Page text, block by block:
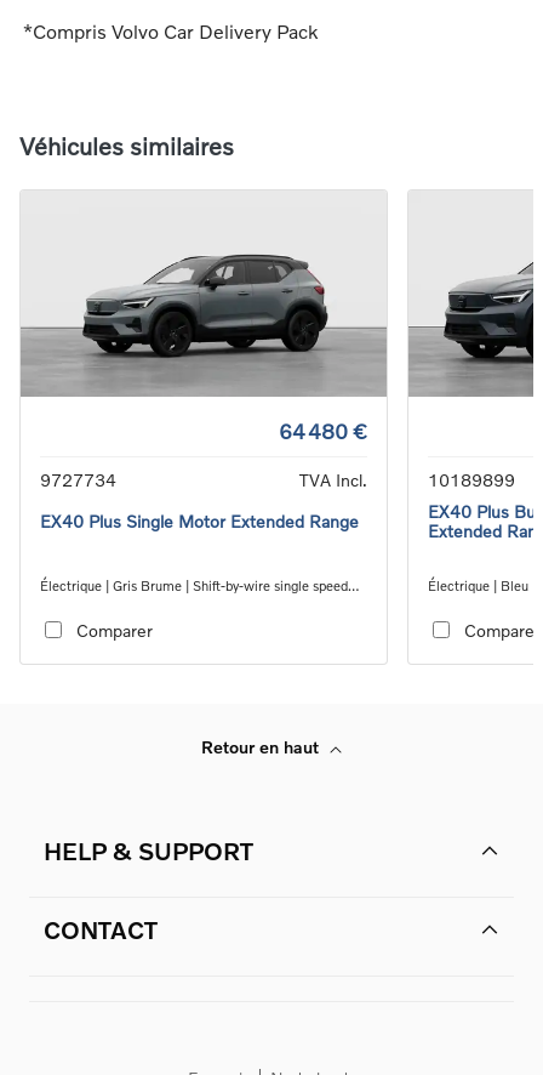
*Compris Volvo Car Delivery Pack
Véhicules similaires
64 480 €
9727734
TVA Incl.
EX40 Plus Single Motor Extended Range
Électrique | Gris Brume | Shift-by-wire single speed
Comparer
10189899
EX40 Plus
Extended
Électrique | Bleu
Comparer
Retour en haut
HELP & SUPPORT
CONTACT